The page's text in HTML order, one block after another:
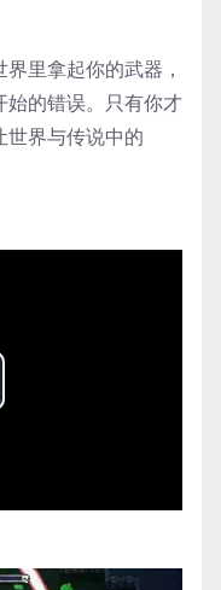
里拿起你的武器，
始的错误。只有你才
世界与传说中的